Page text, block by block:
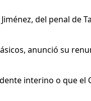
del penal
anunció su
interino o que